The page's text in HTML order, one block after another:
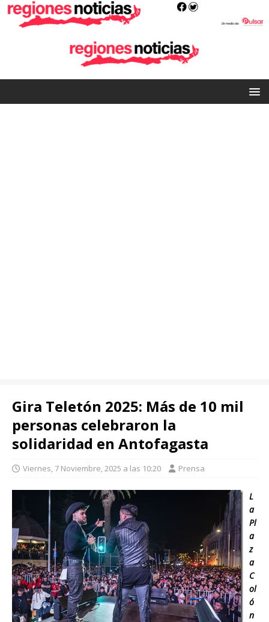
Gira Teletón 2025: Más de 10 mil
personas celebraron la
solidaridad en Antofagasta
Viernes, 7 Noviembre, 2025 a las 10:20 Prensa
L
a
Pl
a
z
a
C
ol
ó
n